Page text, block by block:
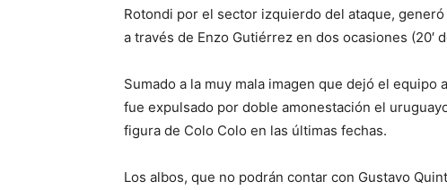
Rotondi por el sector izquierdo del ataque,
a través de Enzo Gutiérrez en dos ocasiones (20′
Sumado a la muy mala imagen que dejó el
fue expulsado por doble amonestación el
figura de Colo Colo en las últimas fechas.
Los albos, que no podrán contar con Gustavo